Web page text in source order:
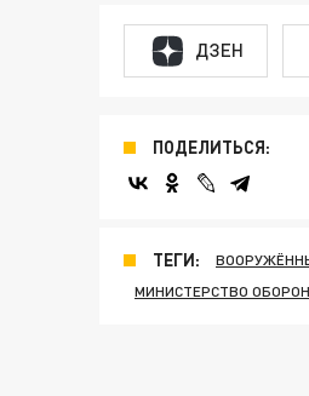
ДЗЕН
ПОДЕЛИТЬСЯ:
ТЕГИ:
МИНИСТЕРСТВО